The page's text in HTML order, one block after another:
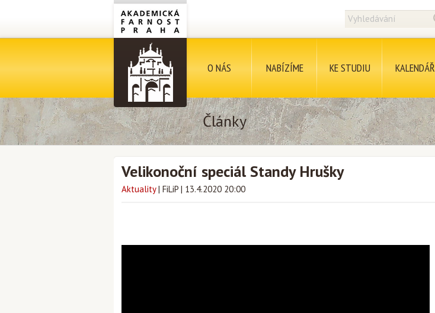
O NÁS NABÍZÍME KE STUDIU KALENDÁŘ
Články
Velikonoční speciál Standy Hrušky
Aktuality | FiLiP | 13.4.2020 20:00